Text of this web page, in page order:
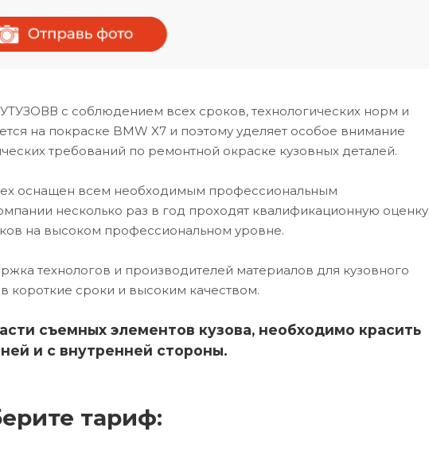
с соблюдением всех сроков, технологических норм и
на покраске BMW X7 и поэтому уделяет особое внимание
требований по ремонтной окраске кузовных деталей.
оснащен всем необходимым профессиональным
несколько раз в год проходят квалификационную оценку
на высоком профессиональном уровне.
технологов и производителей материалов для кузовного
короткие сроки и высоким качеством.
съемных элементов кузова, необходимо красить
и с внутренней стороны.
тариф: